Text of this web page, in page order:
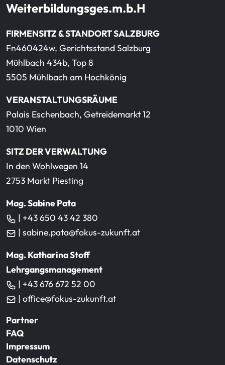
Weiterbildungsges.m.b.H
FIRMENSITZ & STANDORT SALZBURG
Fn460424w, Gerichtsstand Salzburg
Mühlbach 434b, Top 8
5505 Mühlbach am Hochkönig
VERANSTALTUNGSRÄUME
Palais Eschenbach, Getreidemarkt 12
1010 Wien
SITZ DER VERWALTUNG
In den Wohlwegen 14
2753 Markt Piesting
Mag. Sabine Pata
| +43 650 43 42 380
| sabine.pata@fokus-zukunft.at
Mag. Katharina Stoff
Lehrgangsmanagement
| +43 676 672 52 00
| office@fokus-zukunft.at
Partner
FAQ
Impressum
Datenschutz